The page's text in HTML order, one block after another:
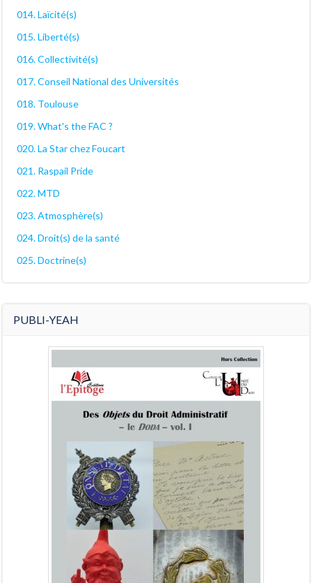
014. Laïcité(s)
015. Liberté(s)
016. Collectivité(s)
017. Conseil National des Universités
018. Toulouse
019. What's the FAC ?
020. La Star chez Foucart
021. Raspail Pride
022. MTD
023. Atmosphère(s)
024. Droit(s) de la santé
025. Doctrine(s)
PUBLI-YEAH